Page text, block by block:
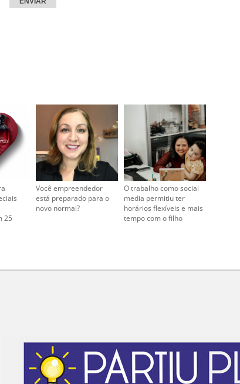
25
Você empreendedor
está preparado para o
novo normal?
O trabalho como social
media permitiu ter
horários flexíveis e mais
tempo com o filho